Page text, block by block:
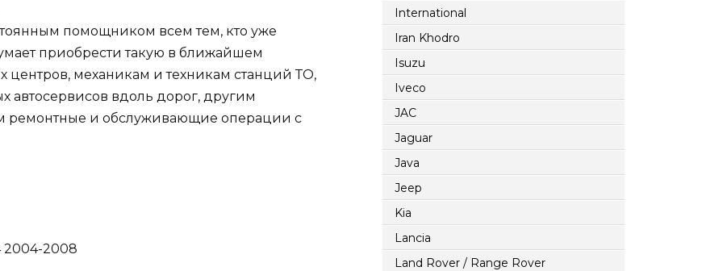
помощником всем тем, кто уже
приобрести такую в ближайшем
механикам и техникам станций ТО,
автосервисов вдоль дорог, другим
ремонтные и обслуживающие операции с
2004-2008
International
Iran Khodro
Isuzu
Iveco
JAC
Jaguar
Java
Jeep
Kia
Lancia
Land Rover / Range Rover